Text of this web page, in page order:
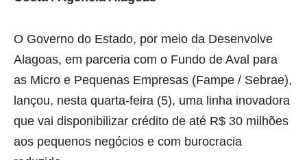
O Governo do Estado, por meio da Desenvolve
Alagoas, em parceria com o Fundo de Aval para
as Micro e Pequenas Empresas (Fampe / Sebrae),
lançou, nesta quarta-feira (5), uma linha inovadora
que vai disponibilizar crédito de até R$ 30 milhões
aos pequenos negócios e com burocracia